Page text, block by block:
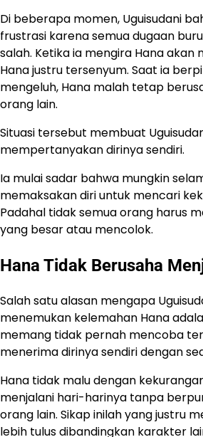
Di beberapa momen, Uguisudani
frustrasi karena semua dugaan
salah. Ketika ia mengira Hana
Hana justru tersenyum. Saat ia
mengeluh, Hana malah tetap
orang lain.
Situasi tersebut membuat
mempertanyakan dirinya sendiri.
Ia mulai sadar bahwa mungkin
memaksakan diri untuk mencari
Padahal tidak semua orang harus
yang besar atau mencolok.
Hana Tidak Berusaha
Salah satu alasan mengapa
menemukan kelemahan Hana
memang tidak pernah mencoba
menerima dirinya sendiri dengan
Hana tidak malu dengan
menjalani hari-harinya tanpa
orang lain. Sikap inilah yang justru
lebih tulus dibandingkan karakter